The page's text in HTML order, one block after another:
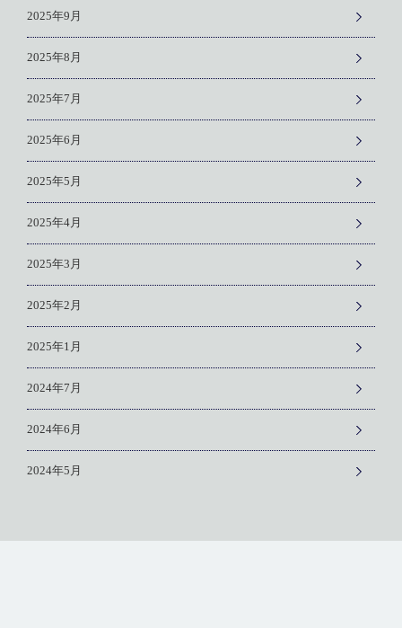
2025年9月
2025年8月
2025年7月
2025年6月
2025年5月
2025年4月
2025年3月
2025年2月
2025年1月
2024年7月
2024年6月
2024年5月